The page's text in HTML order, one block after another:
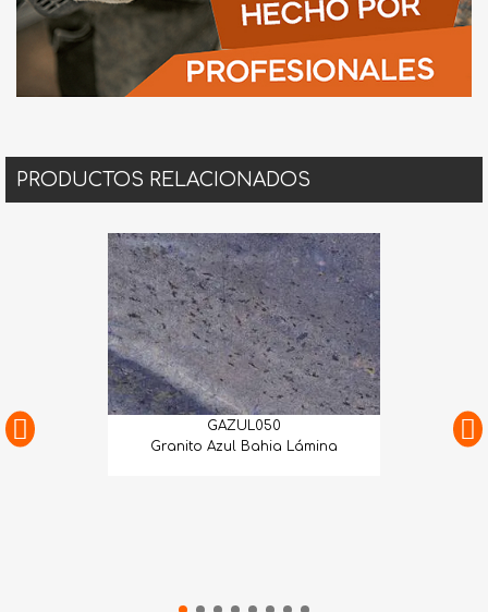
PRODUCTOS RELACIONADOS
GAZUL050
Granito Azul Bahia Lámina